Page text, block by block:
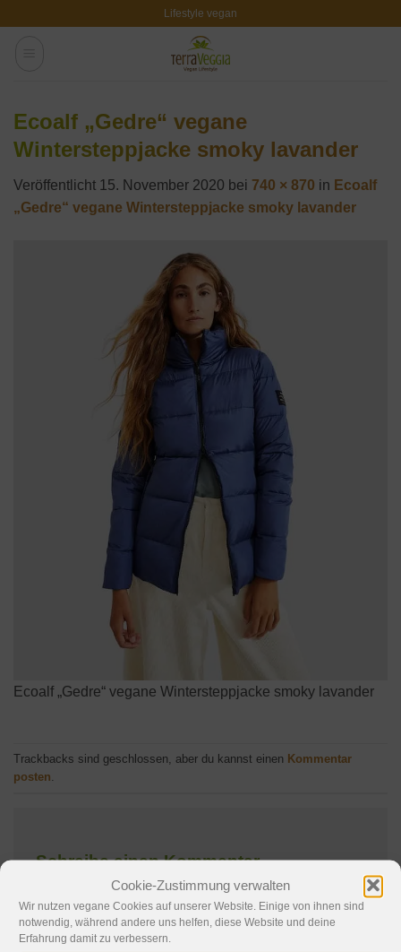
Cookie-Zustimmung verwalten
Wir nutzen vegane Cookies auf unserer Website. Einige von ihnen sind
notwendig, während andere uns helfen, diese Website und deine
Erfahrung damit zu verbessern.
Lifestyle vegan
Ecoalf „Gedre“ vegane
Wintersteppjacke smoky lavander
Veröffentlicht 15. November 2020 bei 740 × 870 in Ecoalf
„Gedre“ vegane Wintersteppjacke smoky lavander
Ecoalf „Gedre“ vegane Wintersteppjacke smoky lavander
Trackbacks sind geschlossen, aber du kannst einen Kommentar
posten
Schreibe einen Kommentar
Deine E-Mail-Adresse wird nicht veröffentlicht.
Erforderliche Felder sind mit*markiert